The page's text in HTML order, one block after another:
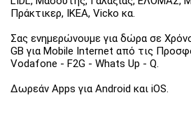
Πράκτικερ, ΙΚΕΑ, Vicko κα.
Σας ενημερώνουμε για δώρα σε
GB για Mobile Internet από τις
Vodafone - F2G - Whats Up - Q.
Δωρεάν Apps για Android και iOS.